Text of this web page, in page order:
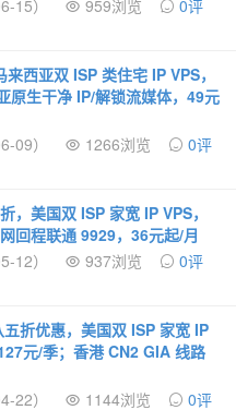
15） 959浏览
0评
西亚双 ISP 类住宅 IP VPS，
原生干净 IP/解锁流媒体，49元
09）
1266浏览
0评
美国双 ISP 家宽 IP VPS，
回程联通 9929，36元起/月
12）
937浏览
0评
折优惠，美国双 ISP 家宽 IP
元/季；香港 CN2 GIA 线路
22）
1144浏览
0评